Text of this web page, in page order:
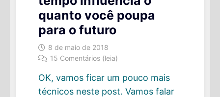
quanto você poupa
para o futuro
8 de maio de 2018
15 Comentários (leia)
OK, vamos ficar um pouco mais
técnicos neste post. Vamos falar